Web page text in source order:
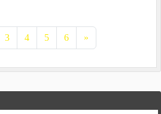
3 4 5 6 »